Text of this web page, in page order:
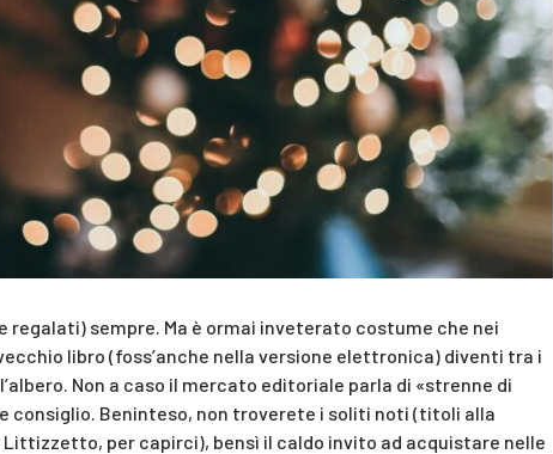
regalati) sempre. Ma è ormai inveterato costume che nei
libro (foss’anche nella versione elettronica) diventi tra i
Non a caso il mercato editoriale parla di «strenne di
consiglio. Beninteso, non troverete i soliti noti (titoli alla
Littizzetto, per capirci), bensì il caldo invito ad acquistare nelle